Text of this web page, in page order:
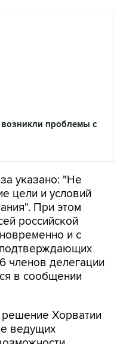
проблемы с
указано: "Не
цели и условий
При этом
российской
и с
членов делегации
в сообщении
решение Хорватии
ведущих